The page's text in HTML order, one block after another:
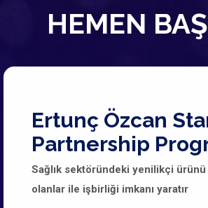
HEMEN
Ertunç Özcan
Partnership
Sağlık sektöründeki yenilikçi
olanlar ile işbirliği imkanı yaratır